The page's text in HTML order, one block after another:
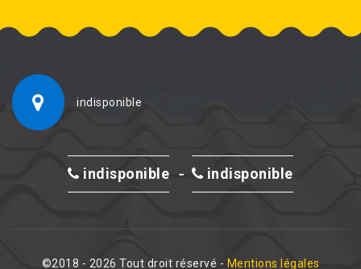
indisponible
indisponible - indisponible
©2018 - 2026 Tout droit réservé - Mentions légales